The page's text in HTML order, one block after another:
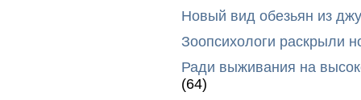
Новый вид обезьян из
Зоопсихологи раскрыли
Ради выживания на
(64)